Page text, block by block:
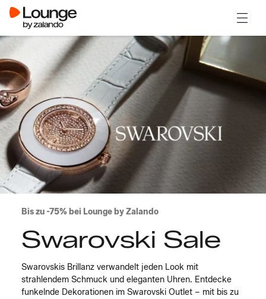
Bis zu -75% bei Lounge by Zalando
Swarovski Sale
Swarovskis Brillanz verwandelt jeden Look mit
strahlendem Schmuck und eleganten Uhren. Entdecke
funkelnde Dekorationen im Swarovski Outlet – mit bis zu